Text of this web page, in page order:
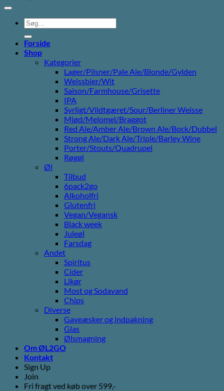
Søg
efter:
Forside
Shop
Kategorier
Lager/Pilsner/Pale Ale/Blonde/Gylden
Weissbier/Wit
Saison/Farmhouse/Grisette
IPA
Syrligt/Vildtgæret/Sour/Berliner Weisse
Mjød/Melomel/Braggot
Red Ale/Amber Ale/Brown Ale/Bock/Dubbel
Strong Ale/Dark Ale/Triple/Barley Wine
Porter/Stouts/Quadrupel
Røgøl
Øl
Tilbud
6pack2go
Alkoholfri
Glutenfri
Vegan/Vegansk
Black week
Juleøl
Farsdag
Andet
Spiritus
Cider
Likør
Most og Sodavand
Chips
Diverse
Gaveæsker og indpakning
Glas
Ølsmagning
Om ØL2GO
Kontakt
Sign Up
Join
Fri fragt ved køb over 599,-